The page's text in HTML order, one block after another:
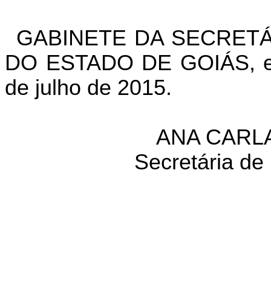
GABINETE DA
DO ESTADO DE GOIÁS,
de julho de 2015.
ANA
Secretária